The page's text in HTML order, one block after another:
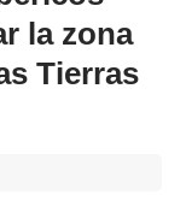
la zona
Tierras